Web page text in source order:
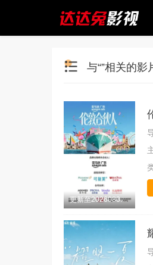
与“”相关的影
更新至20260808期